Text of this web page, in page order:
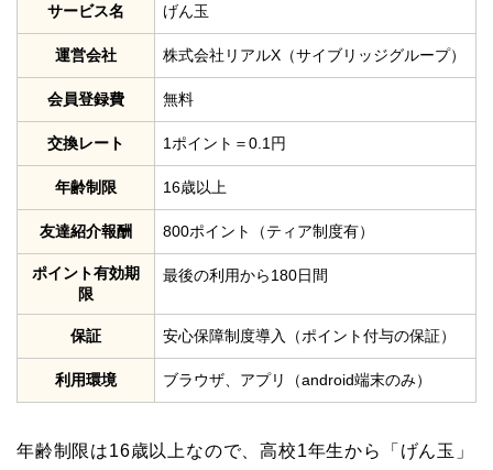
サービス名 げん玉
運営会社 株式会社リアルX（サイブリッジグループ）
会員登録費 無料
交換レート 1ポイント＝0.1円
年齢制限 16歳以上
友達紹介報酬 800ポイント（ティア制度有）
ポイント有効期
限
最後の利用から180日間
保証 安心保障制度導入（ポイント付与の保証）
利用環境 ブラウザ、アプリ（android端末のみ）
年齢制限は16歳以上なので、高校1年生から「げん玉」